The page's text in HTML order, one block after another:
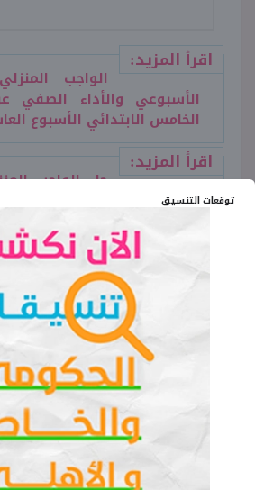
توقعات التنسيق
اقرأ المزيد:
الواجب
الأسبوعي والأداء الصفي
الخامس الابتدائي الأسبوع
اقرأ المزيد:
حل الواجب
الصفي والتقييم
الخامس الابتدائي إنجليزي
اقرأ المزيد:
الواجب
الأسبوعي والأداء الصفي
الخامس الابتدائي الأسبوع
اختبار الأسبوع
خامسة ابتدائي
جاءت العديد من صور
الأسبوعية مقسمة إلى 3 مجموعات منها: